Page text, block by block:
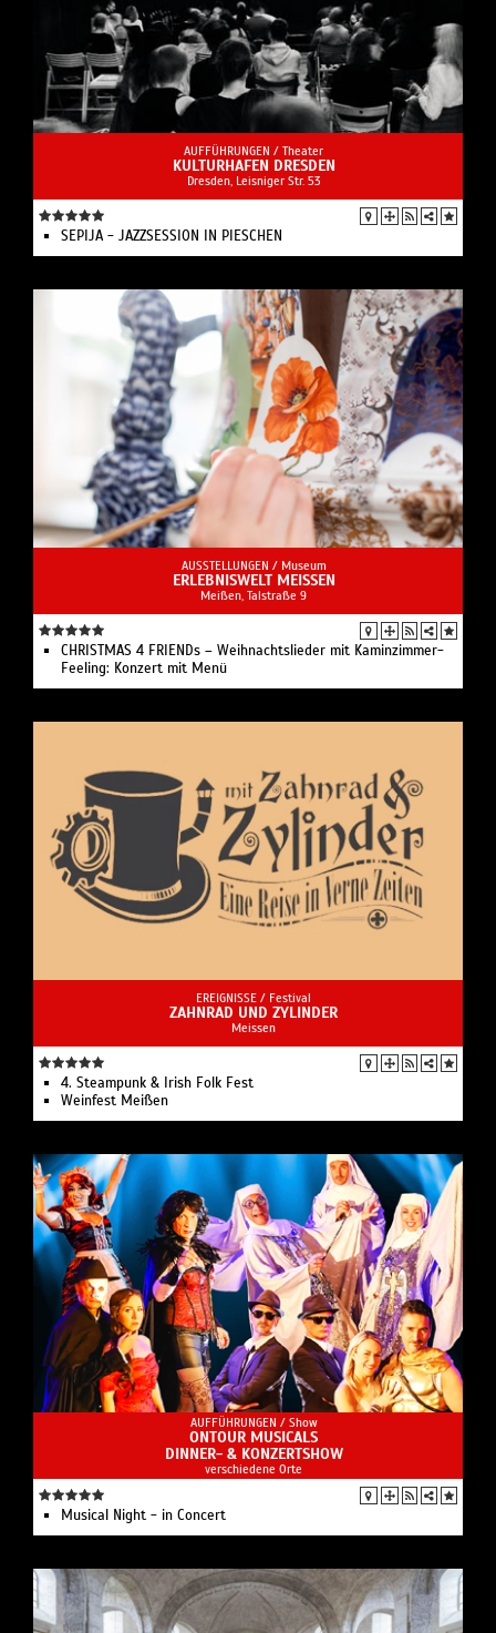
AUFFÜHRUNGEN / Theater
KULTURHAFEN DRESDEN
Dresden, Leisniger Str. 53
SEPIJA - JAZZSESSION IN PIESCHEN
AUSSTELLUNGEN / Museum
ERLEBNISWELT MEISSEN
Meißen, Talstraße 9
CHRISTMAS 4 FRIENDs – Weihnachtslieder mit Kaminzimmer-
Feeling: Konzert mit Menü
EREIGNISSE / Festival
ZAHNRAD UND ZYLINDER
Meissen
4. Steampunk & Irish Folk Fest
Weinfest Meißen
AUFFÜHRUNGEN / Show
ONTOUR MUSICALS
DINNER- & KONZERTSHOW
verschiedene Orte
Musical Night - in Concert